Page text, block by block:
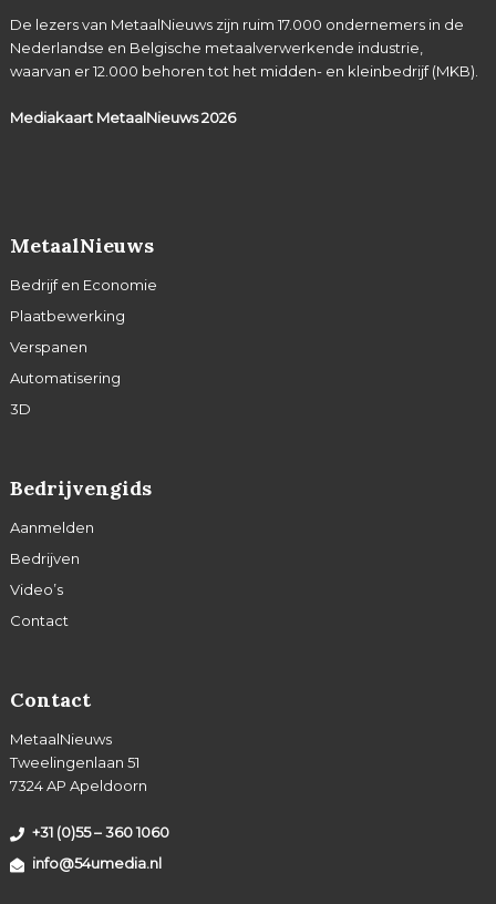
De lezers van MetaalNieuws zijn ruim 17.000 ondernemers in de
Nederlandse en Belgische metaalverwerkende industrie,
waarvan er 12.000 behoren tot het midden- en kleinbedrijf (MKB).
Mediakaart MetaalNieuws2026
MetaalNieuws
Bedrijf en Economie
Plaatbewerking
Verspanen
Automatisering
3D
Bedrijvengids
Aanmelden
Bedrijven
Video’s
Contact
Contact
MetaalNieuws
Tweelingenlaan 51
7324 AP Apeldoorn
+31 (0)55 – 360 1060
info@54umedia.nl